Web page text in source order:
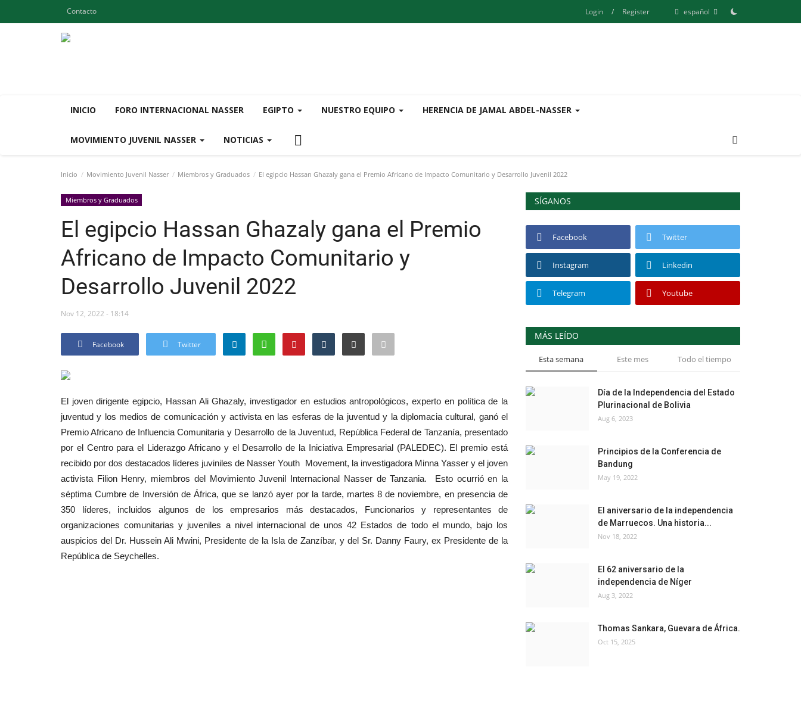
Contacto Login / Register español
INICIO FORO INTERNACIONAL NASSER EGIPTO NUESTRO EQUIPO HERENCIA DE JAMAL ABDEL-NASSER
MOVIMIENTO JUVENIL NASSER NOTICIAS
Inicio Movimiento Juvenil Nasser Miembros y Graduados El egipcio Hassan Ghazaly gana el Premio Africano de Impacto Comunitario y Desarrollo Juvenil 2022
Miembros y Graduados
El egipcio Hassan Ghazaly gana el Premio
Africano de Impacto Comunitario y
Desarrollo Juvenil 2022
Nov 12, 2022 - 18:14
Facebook Twitter
El joven dirigente egipcio, Hassan Ali Ghazaly, investigador en estudios antropológicos, experto en política de la
juventud y los medios de comunicación y activista en las esferas de la juventud y la diplomacia cultural, ganó el
Premio Africano de Influencia Comunitaria y Desarrollo de la Juventud, República Federal de Tanzanía, presentado
por el Centro para el Liderazgo Africano y el Desarrollo de la Iniciativa Empresarial (PALEDEC). El premio está
recibido por dos destacados líderes juviniles de Nasser Youth Movement, la investigadora Minna Yasser y el joven
activista Filion Henry, miembros del Movimiento Juvenil Internacional Nasser de Tanzania. Esto ocurrió en la
séptima Cumbre de Inversión de África, que se lanzó ayer por la tarde, martes 8 de noviembre, en presencia de
350 líderes, incluidos algunos de los empresarios más destacados, Funcionarios y representantes de
organizaciones comunitarias y juveniles a nivel internacional de unos 42 Estados de todo el mundo, bajo los
auspicios del Dr. Hussein Ali Mwini, Presidente de la Isla de Zanzíbar, y del Sr. Danny Faury, ex Presidente de la
República de Seychelles.
SÍGANOS
Facebook Twitter
Instagram Linkedin
Telegram Youtube
MÁS LEÍDO
Esta semana Este mes Todo el tiempo
Día de la Independencia del Estado
Plurinacional de Bolivia
Aug 6, 2023
Principios de la Conferencia de
Bandung
May 19, 2022
El aniversario de la independencia
de Marruecos. Una historia...
Nov 18, 2022
El 62 aniversario de la
independencia de Níger
Aug 3, 2022
Thomas Sankara, Guevara de África.
Oct 15, 2025